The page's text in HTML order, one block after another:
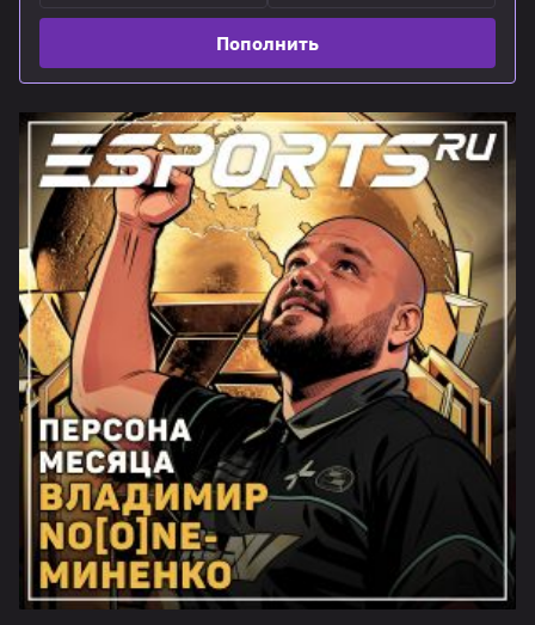
Пополнить